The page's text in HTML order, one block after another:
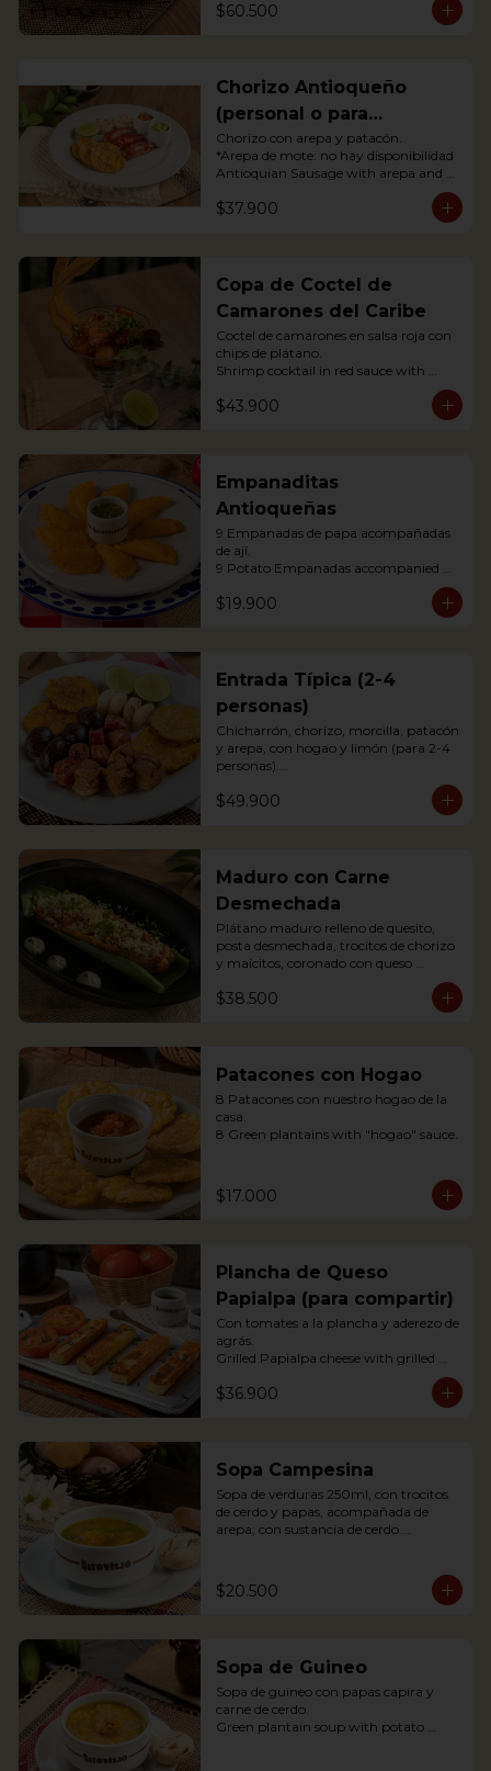
cebolla acevichada y reducción de
crunchiness, accompanied by creole
potatoes, onion and agras reduction.
$60.500
Chorizo Antioqueño
(personal o para
compartir)
Chorizo con arepa y patacón.
*Arepa de mote: no hay disponibilidad
Antioquian Sausage with arepa and
$37.900
Copa de Coctel de
Camarones del Caribe
Coctel de camarones en salsa roja con
chips de plátano.
Shrimp cocktail in red sauce with
$43.900
Empanaditas
Antioqueñas
9 Empanadas de papa acompañadas
de ají.
9 Potato Empanadas accompanied
$19.900
Entrada Típica (2-4
personas)
Chicharrón, chorizo, morcilla, patacón
y arepa, con hogao y limón (para 2-4
personas).
*Arepa de mote: no hay disponibilidad
Portions of pork crackling, sausage,
$49.900
Maduro con Carne
Desmechada
Plátano maduro relleno de quesito,
posta desmechada, trocitos de chorizo
y maicitos, coronado con queso
Sweet plantain filled with cheese,
$38.500
Patacones con Hogao
8 Patacones con nuestro hogao de la
casa.
8 Green plantains with "hogao" sauce.
$17.000
Plancha de Queso
Papialpa (para compartir)
Con tomates a la plancha y aderezo de
agrás.
Grilled Papialpa cheese with grilled
$36.900
Sopa Campesina
Sopa de verduras 250ml, con trocitos
de cerdo y papas, acompañada de
arepa; con sustancia de cerdo.
arepa; with pork substance.
$20.500
Sopa de Guineo
Sopa de guineo con papas capira y
carne de cerdo.
Green plantain soup with potato